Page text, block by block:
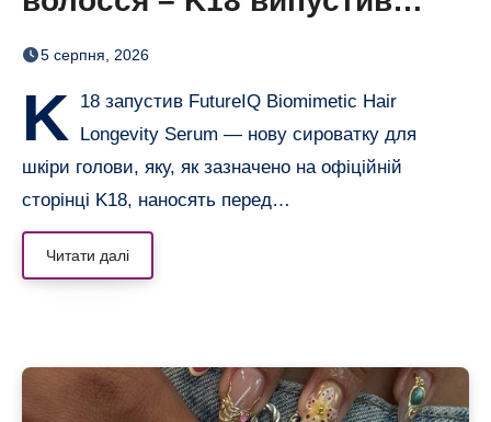
нічну сироватку FutureIQ
5 серпня, 2026
K
18 запустив FutureIQ Biomimetic Hair
Longevity Serum — нову сироватку для
шкіри голови, яку, як зазначено на офіційній
сторінці K18, наносять перед…
Читати далі